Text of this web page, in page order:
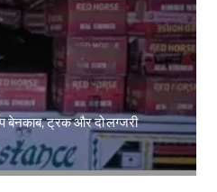
बेनकाब, ट्रक और दो लग्जरी